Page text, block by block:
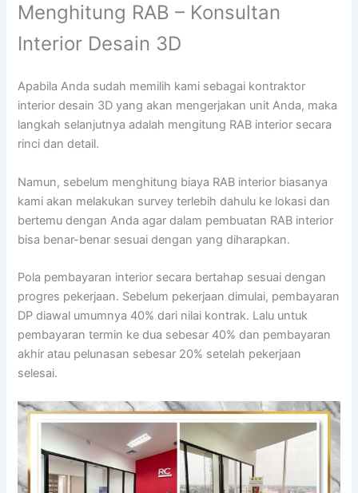
Menghitung RAB – Konsultan
Interior Desain 3D
Apabila Anda sudah memilih kami sebagai kontraktor
interior desain 3D yang akan mengerjakan unit Anda, maka
langkah selanjutnya adalah mengitung RAB interior secara
rinci dan detail.
Namun, sebelum menghitung biaya RAB interior biasanya
kami akan melakukan survey terlebih dahulu ke lokasi dan
bertemu dengan Anda agar dalam pembuatan RAB interior
bisa benar-benar sesuai dengan yang diharapkan.
Pola pembayaran interior secara bertahap sesuai dengan
progres pekerjaan. Sebelum pekerjaan dimulai, pembayaran
DP diawal umumnya 40% dari nilai kontrak. Lalu untuk
pembayaran termin ke dua sebesar 40% dan pembayaran
akhir atau pelunasan sebesar 20% setelah pekerjaan
selesai.